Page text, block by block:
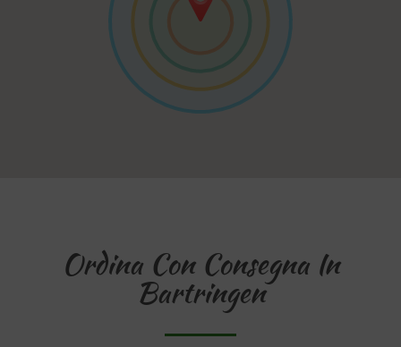
Ordina Con Consegna In
Bartringen